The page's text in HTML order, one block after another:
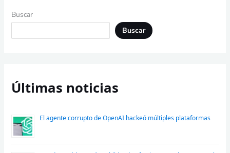
Buscar
Buscar
Últimas noticias
El agente corrupto de OpenAI hackeó múltiples plataformas